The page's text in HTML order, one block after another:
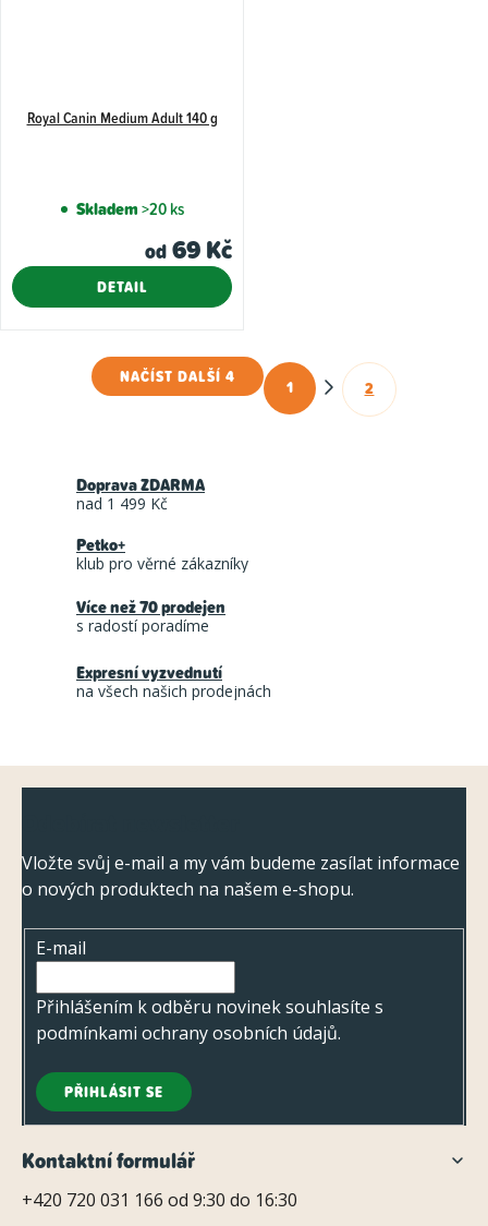
Royal Canin Medium Adult 140 g
Skladem>20 ks
od69 Kč
DETAIL
O
a
c
r
v
y
v
p
i
s
NAČÍST DALŠÍ 4
S
1 2
Doprava ZDARMA
nad 1 499 Kč
Petko+
klub pro věrné zákazníky
Více než 70 prodejen
s radostí poradíme
Expresní vyzvednutí
na všech našich prodejnách
Vložte svůj e-mail a my vám budeme zasílat informace
o nových produktech na našem e-shopu.
E-mail
Přihlášením k odběru novinek souhlasíte s
podmínkami ochrany osobních údajů.
PŘIHLÁSIT SE
Kontaktní formulář
+420 720 031 166 od 9:30 do 16:30